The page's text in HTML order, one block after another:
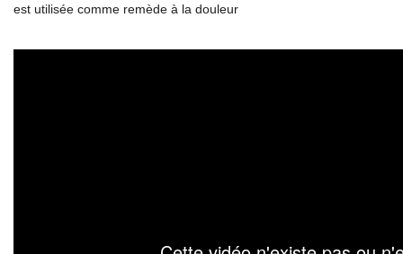
est utilisée comme remède à la douleur